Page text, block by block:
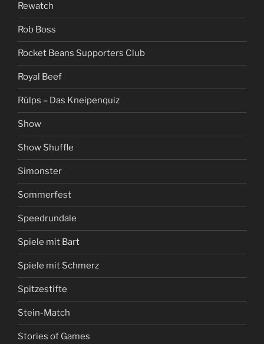
Rewatch
Rob Boss
Rocket Beans Supporters Club
Royal Beef
Rülps – Das Kneipenquiz
Show
Show Shuffle
Simonster
Sommerfest
Speedrundale
Spiele mit Bart
Spiele mit Schmerz
Spitzestifte
Stein-Match
Stories of Games